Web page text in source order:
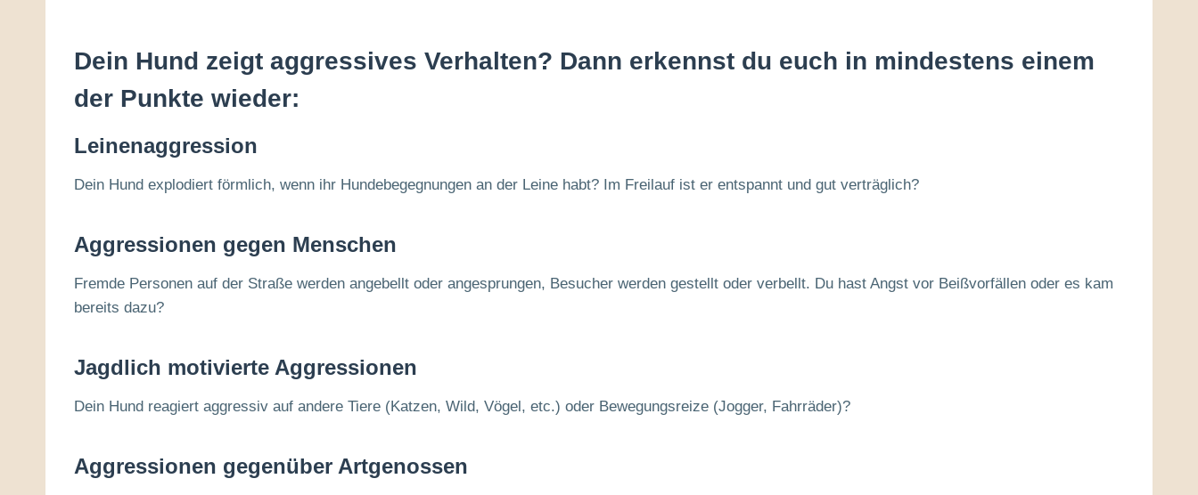
Dein Hund zeigt aggressives Verhalten? Dann erkennst du euch in mindestens einem
der Punkte wieder:
Leinenaggression
Dein Hund explodiert förmlich, wenn ihr Hundebegegnungen an der Leine habt? Im Freilauf ist er entspannt und gut verträglich?
Aggressionen gegen Menschen
Fremde Personen auf der Straße werden angebellt oder angesprungen, Besucher werden gestellt oder verbellt. Du hast Angst vor Beißvorfällen oder es kam
bereits dazu?
Jagdlich motivierte Aggressionen
Dein Hund reagiert aggressiv auf andere Tiere (Katzen, Wild, Vögel, etc.) oder Bewegungsreize (Jogger, Fahrräder)?
Aggressionen gegenüber Artgenossen